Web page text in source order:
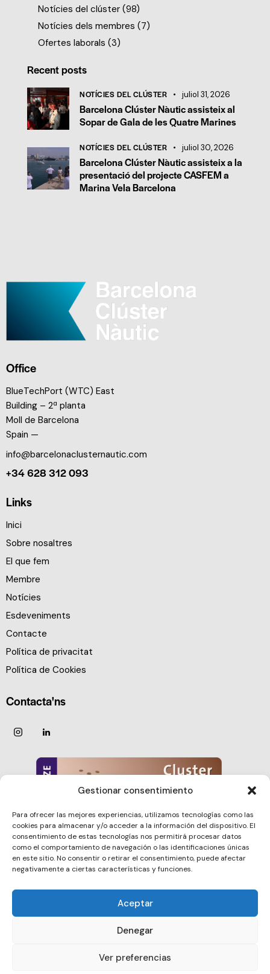
Gestionar consentimiento
Para ofrecer las mejores experiencias, utilizamos tecnologías como las
cookies para almacenar y/o acceder a la información del dispositivo. El
consentimiento de estas tecnologías nos permitirá procesar datos
como el comportamiento de navegación o las identificaciones únicas
en este sitio. No consentir o retirar el consentimiento, puede afectar
negativamente a ciertas características y funciones.
Aceptar
Denegar
Ver preferencias
Notícies del clúster (98)
Notícies dels membres (7)
Ofertes laborals (3)
Recent posts
NOTÍCIES DEL CLÚSTER juliol 31, 2026
Barcelona Clúster Nàutic assisteix al
Sopar de Gala de les Quatre Marines
NOTÍCIES DEL CLÚSTER juliol 30, 2026
Barcelona Clúster Nàutic assisteix a la
presentació del projecte CASFEM a
Marina Vela Barcelona
Office
BlueTechPort (WTC) East
Building – 2ª planta
Moll de Barcelona
Spain —
info@barcelonaclusternautic.com
+34 628 312 093
Links
Inici
Sobre nosaltres
El que fem
Membre
Notícies
Esdeveniments
Contacte
Política de privacitat
Política de Cookies
Contacta'ns
Barcelona Clúster Nautic © 2026. All rights reserved.